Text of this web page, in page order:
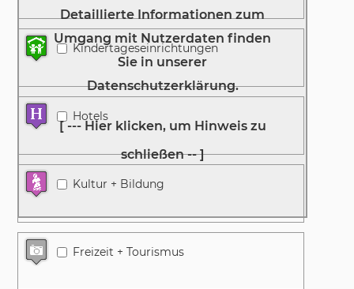
Kindertageseinrichtungen
Hotels
Kultur + Bildung
Freizeit + Tourismus